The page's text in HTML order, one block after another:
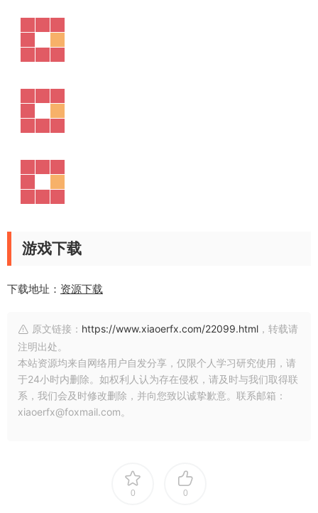
游戏下载
下载地址： 资源下载
原文链接： https://www.xiaoerfx.com/22099.html ，转载请
注明出处。
本站资源均来自网络用户自发分享，仅限个人学习研究使用，请
于24小时内删除。如权利人认为存在侵权，请及时与我们取得联
系，我们会及时修改删除，并向您致以诚挚歉意。联系邮箱：
xiaoerfx@foxmail.com。
0 0